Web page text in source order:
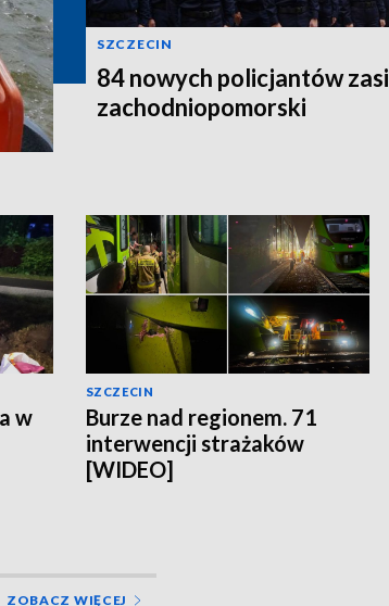
SZCZECIN
84 nowych policjantów
zachodniopomorski
w
SZCZECIN
Burze nad regionem. 71
interwencji strażaków
[WIDEO]
ZOBACZ WIĘCEJ